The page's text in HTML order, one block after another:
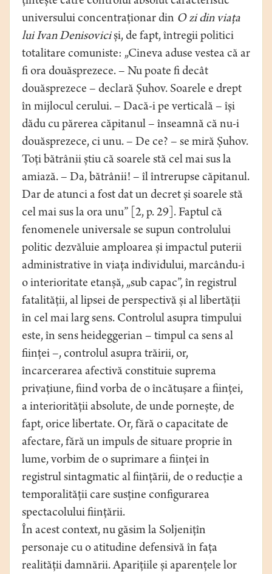
universului concentraționar din O zi din viața
lui Ivan Denisoviciși, de fapt, întregii politici
totalitare comuniste: „Cineva aduse vestea că ar
fi ora douăsprezece. – Nu poate fi decât
douăsprezece – declară Șuhov. Soarele e drept
în mijlocul cerului. – Dacă-i pe verticală – își
dădu cu părerea căpitanul – înseamnă că nu-i
douăsprezece, ci unu. – De ce? – se miră Șuhov.
Toți bătrânii știu că soarele stă cel mai sus la
amiază. – Da, bătrânii! – îl întrerupse căpitanul.
Dar de atunci a fost dat un decret și soarele stă
cel mai sus la ora unu” [2, p. 29]. Faptul că
fenomenele universale se supun controlului
politic dezvăluie amploarea și impactul puterii
administrative în viața individului, marcându-i
o interioritate etanșă, „sub capac”, în registrul
fatalității, al lipsei de perspectivă și al libertății
în cel mai larg sens. Controlul asupra timpului
este, în sens heideggerian – timpul ca sens al
ființei –, controlul asupra trăirii, or,
încarcerarea afectivă constituie suprema
privațiune, fiind vorba de o încătușare a ființei,
a interiorității absolute, de unde pornește, de
fapt, orice libertate. Or, fără o capacitate de
afectare, fără un impuls de situare proprie în
lume, vorbim de o suprimare a ființei în
registrul sintagmatic al ființării, de o reducție a
temporalității care susține configurarea
spectacolului ființării.
În acest context, nu găsim la Soljenițîn
personaje cu o atitudine defensivă în fața
realității damnării. Aparițiile și aparențele lor